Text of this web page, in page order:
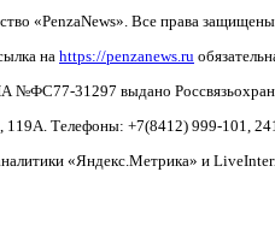
«PenzaNews». Все права
на https://penzanews.ru
№ФС77-31297 выдано
119А. Телефоны: +7(8412) 999-101,
«Яндекс.Метрика» и